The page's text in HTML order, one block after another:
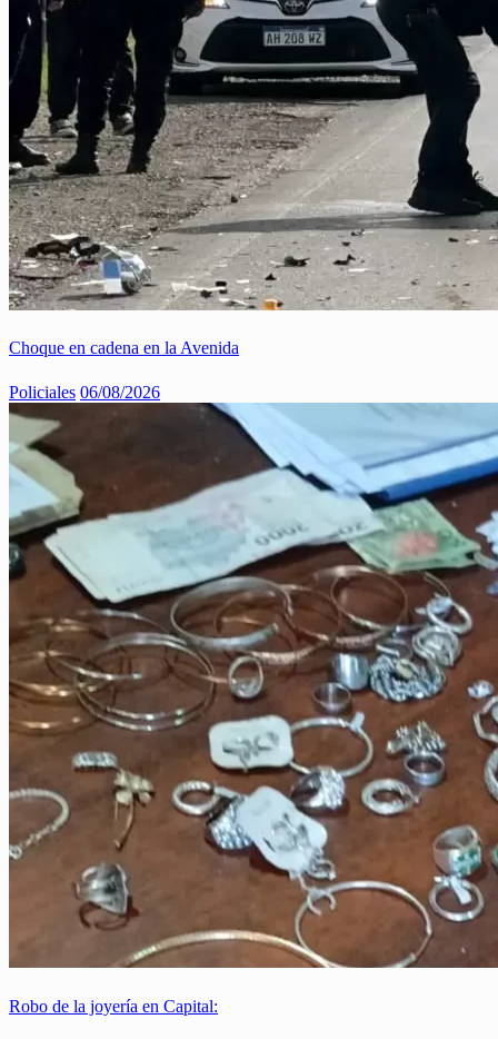
Choque en cadena en la Avenida
Policiales 06/08/2026
Robo de la joyería en Capital: